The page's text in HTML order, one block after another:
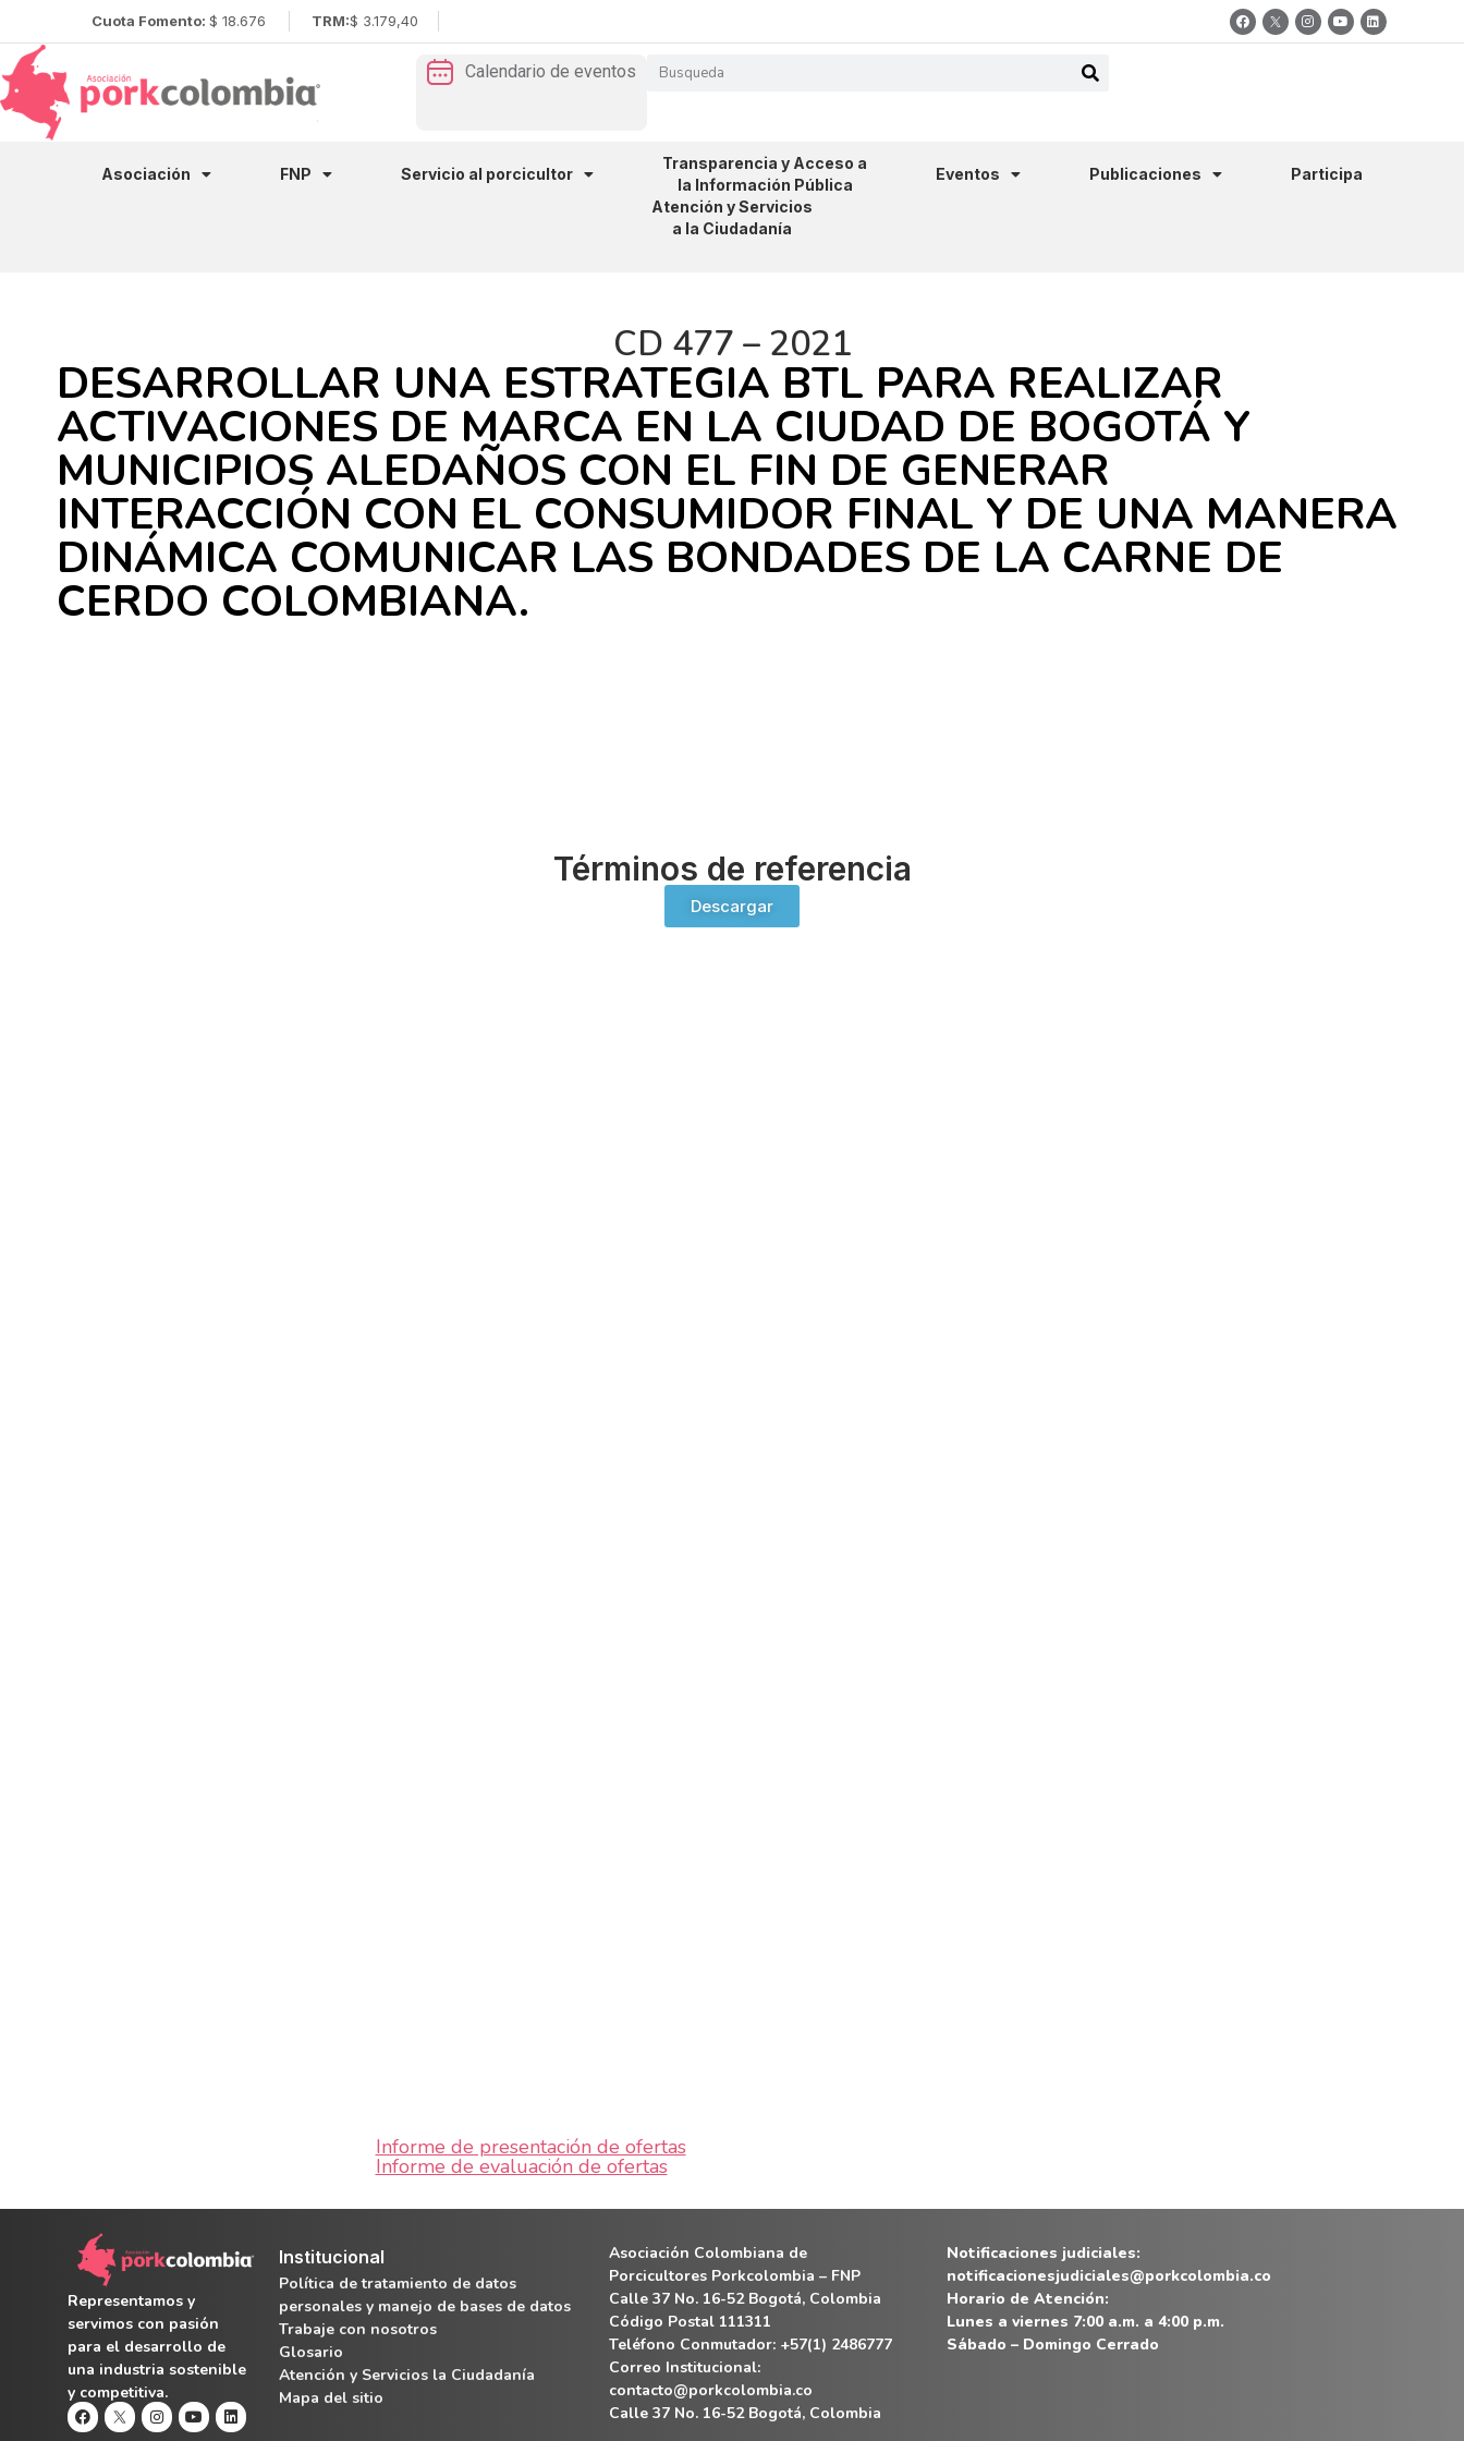
Cuota Fomento: $ 18.676 TRM:$ 3.179,40
Calendario de eventos
Asociación FNP Servicio al porcicultor
Transparencia y Acceso a
la Información Pública
Eventos Publicaciones
Participa
Atención y Servicios
a la Ciudadanía
CD 477 – 2021
DESARROLLAR UNA ESTRATEGIA BTL PARA REALIZAR
ACTIVACIONES DE MARCA EN LA CIUDAD DE BOGOTÁ Y
MUNICIPIOS ALEDAÑOS CON EL FIN DE GENERAR
INTERACCIÓN CON EL CONSUMIDOR FINAL Y DE UNA MANERA
DINÁMICA COMUNICAR LAS BONDADES DE LA CARNE DE
CERDO COLOMBIANA.
Términos de referencia
Descargar
Informe de presentación de ofertas
Informe de evaluación de ofertas
Representamos y
servimos con pasión
para el desarrollo de
una industria sostenible
y competitiva.
Institucional
Política de tratamiento de datos
personales y manejo de bases de datos
Trabaje con nosotros
Glosario
Atención y Servicios la Ciudadanía
Mapa del sitio
Asociación Colombiana de
Porcicultores Porkcolombia – FNP
Calle 37 No. 16-52 Bogotá, Colombia
Código Postal 111311
Teléfono Conmutador: +57(1) 2486777
Correo Institucional:
contacto@porkcolombia.co
Calle 37 No. 16-52 Bogotá, Colombia
Notificaciones judiciales:
notificacionesjudiciales@porkcolombia.co
Horario de Atención:
Lunes a viernes 7:00 a.m. a 4:00 p.m.
Sábado – Domingo Cerrado